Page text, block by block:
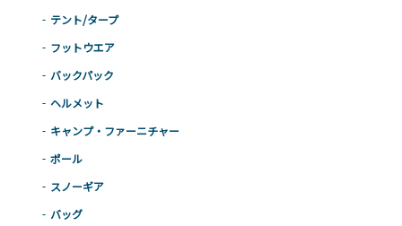
テント/タープ
フットウエア
バックパック
ヘルメット
キャンプ・ファーニチャー
ポール
スノーギア
バッグ